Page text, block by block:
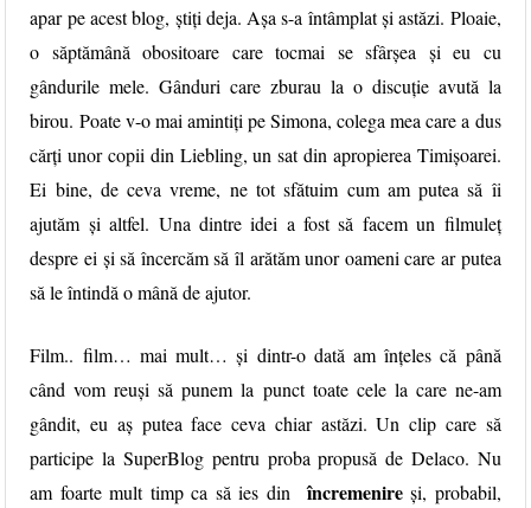
apar pe acest blog, știți deja. Așa s-a întâmplat și astăzi. Ploaie,
o săptămână obositoare care tocmai se sfârșea și eu cu
gândurile mele. Gânduri care zburau la o discuție avută la
birou. Poate v-o mai amintiți pe Simona, colega mea care a dus
cărți unor copii din Liebling, un sat din apropierea Timișoarei.
Ei bine, de ceva vreme, ne tot sfătuim cum am putea să îi
ajutăm și altfel. Una dintre idei a fost să facem un filmuleț
despre ei și să încercăm să îl arătăm unor oameni care ar putea
să le întindă o mână de ajutor.
Film.. film… mai mult… și dintr-o dată am înțeles că până
când vom reuși să punem la punct toate cele la care ne-am
gândit, eu aș putea face ceva chiar astăzi. Un clip care să
participe la SuperBlog pentru proba propusă de Delaco. Nu
am foarte mult timp ca să ies din
încremenireși, probabil,